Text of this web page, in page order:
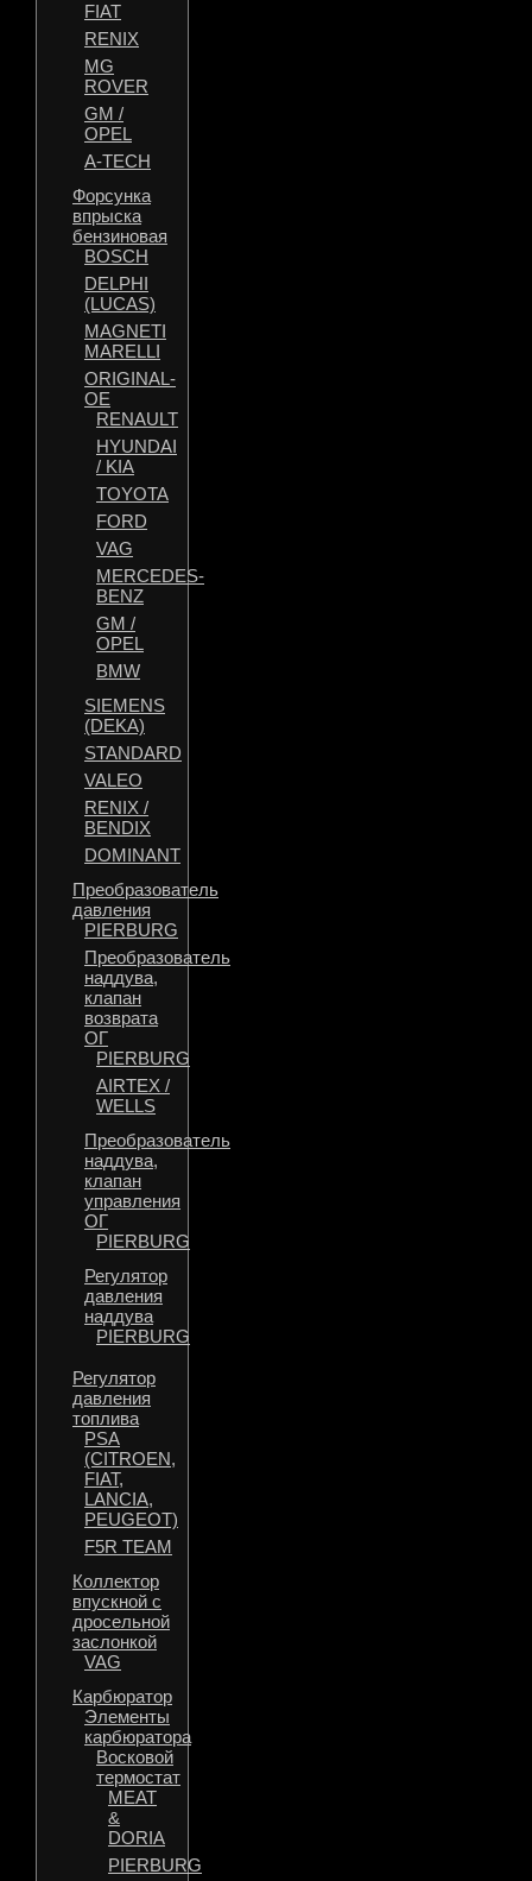
FIAT
RENIX
MG
ROVER
GM /
OPEL
A-TECH
Форсунка
впрыска
бензиновая
BOSCH
DELPHI
(LUCAS)
MAGNETI
MARELLI
ORIGINAL-
OE
RENAULT
HYUNDAI
/ KIA
TOYOTA
FORD
VAG
MERCEDES-
BENZ
GM /
OPEL
BMW
SIEMENS
(DEKA)
STANDARD
VALEO
RENIX /
BENDIX
DOMINANT
Преобразователь
давления
PIERBURG
Преобразователь
наддува,
клапан
возврата
ОГ
PIERBURG
AIRTEX /
WELLS
Преобразователь
наддува,
клапан
управления
ОГ
PIERBURG
Регулятор
давления
наддува
PIERBURG
Регулятор
давления
топлива
PSA
(CITROEN,
FIAT,
LANCIA,
PEUGEOT)
F5R TEAM
Коллектор
впускной с
дросельной
заслонкой
VAG
Карбюратор
Элементы
карбюратора
Восковой
термостат
MEAT
&
DORIA
PIERBURG